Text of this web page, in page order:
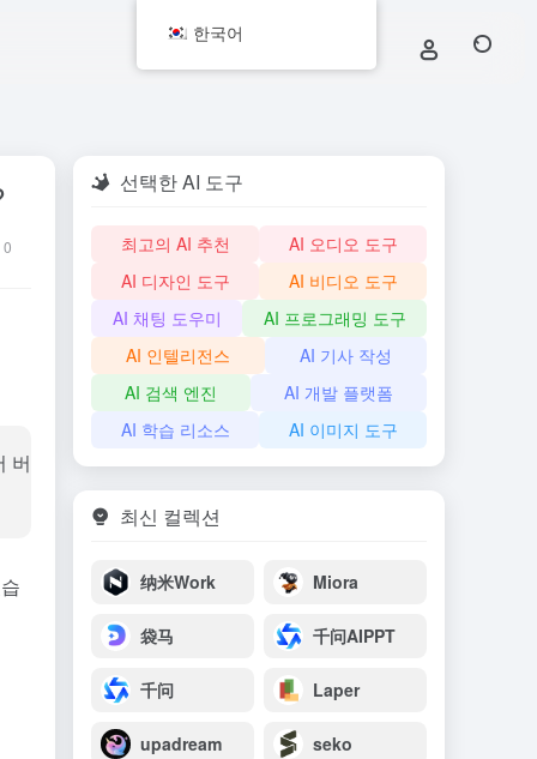
0
버
선택한 AI 도구
최고의 AI 추천
AI 오디오 도구
AI 디자인 도구
AI 비디오 도구
AI 채팅 도우미
AI 프로그래밍 도구
AI 인텔리전스
AI 기사 작성
AI 검색 엔진
AI 개발 플랫폼
AI 학습 리소스
AI 이미지 도구
최신 컬렉션
纳米Work Miora
袋马 千问AIPPT
千问 Laper
upadream seko
한국어